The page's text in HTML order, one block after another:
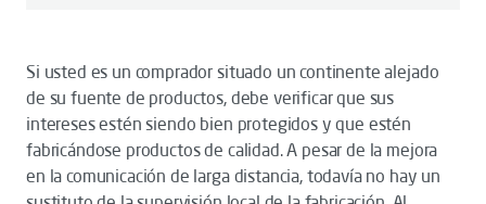
Si usted es un comprador situado un continente alejado
de su fuente de productos, debe verificar que sus
intereses estén siendo bien protegidos y que estén
fabricándose productos de calidad. A pesar de la mejora
en la comunicación de larga distancia, todavía no hay un